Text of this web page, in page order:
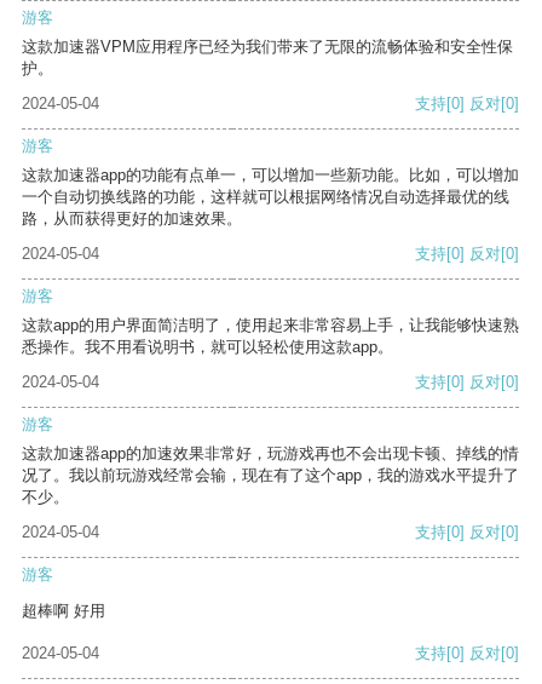
游客
这款加速器VPM应用程序已经为我们带来了无限的流畅体验和安全性保
护。
2024-05-04
支持[0] 反对[0]
游客
这款加速器app的功能有点单一，可以增加一些新功能。比如，可以增加
一个自动切换线路的功能，这样就可以根据网络情况自动选择最优的线
路，从而获得更好的加速效果。
2024-05-04
支持[0] 反对[0]
游客
这款app的用户界面简洁明了，使用起来非常容易上手，让我能够快速熟
悉操作。我不用看说明书，就可以轻松使用这款app。
2024-05-04
支持[0] 反对[0]
游客
这款加速器app的加速效果非常好，玩游戏再也不会出现卡顿、掉线的情
况了。我以前玩游戏经常会输，现在有了这个app，我的游戏水平提升了
不少。
2024-05-04
支持[0] 反对[0]
游客
超棒啊 好用
2024-05-04 支持[0] 反对[0]